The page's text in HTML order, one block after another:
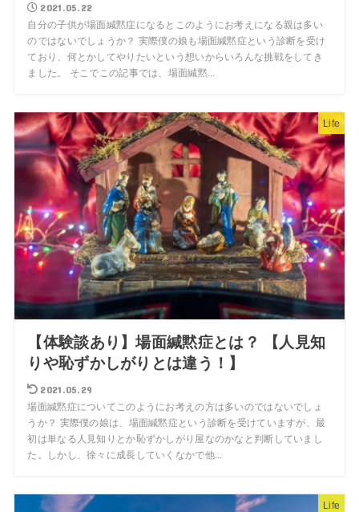
2021.05.22
自分の子供が場面緘黙症になるとこのようにお考えになる親は多い
のではないでしょうか？ 実際僕の娘も場面緘黙症という診断を受け
ており、何とかしてやりたいという想いからいろんな挑戦をしてき
ました。 そこでこの記事では、場面緘黙...
Life
【体験談あり】場面緘黙症とは？ 【人見知
りや恥ずかしがりとは違う！】
2021.05.29
場面緘黙症についてこのようにお考えの方は多いのではないでしょ
うか？ 実際僕の娘は、場面緘黙症という診断を受けていますが、最
初は単なる人見知りとか恥ずかしがり屋なのかなと判断していまし
た。しかし、徐々に成長していくなかで他...
Life